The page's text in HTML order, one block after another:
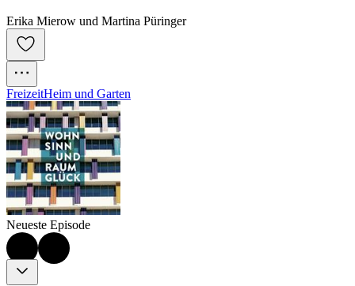
Erika Mierow und Martina Püringer
FreizeitHeim und Garten
Neueste Episode